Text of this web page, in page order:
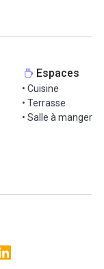
une visite et
!
Espaces
• Cuisine
• Terrasse
• Salle à manger